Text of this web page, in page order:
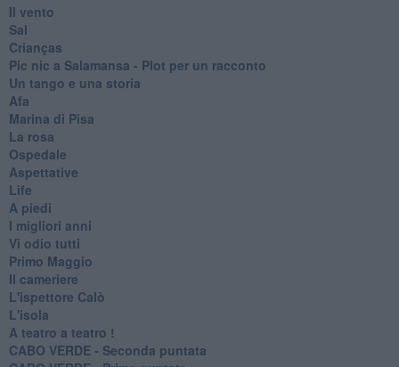
Il vento
Sal
Crianças
Pic nic a Salamansa - Plot per un racconto
Un tango e una storia
Afa
Marina di Pisa
La rosa
Ospedale
Aspettative
Life
A piedi
I migliori anni
Vi odio tutti
Primo Maggio
Il cameriere
L'ispettore Calò
L'isola
A teatro a teatro !
CABO VERDE - Seconda puntata